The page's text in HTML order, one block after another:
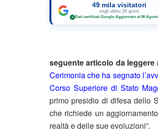
49 mila visitatori
negli ultimi 28 giorni
✓ Dati certificati Google·Aggiornato al 06
seguente articolo da
Cerimonia che ha segnato
Corso Superiore di Stato
primo presidio di difesa dello
che richiede un
realtà e delle sue evoluzioni”.